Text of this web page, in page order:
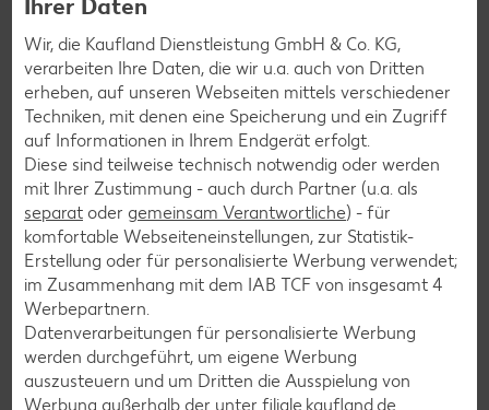
direkt vor der Haustür. Also, mitmachen!
zählt!
Die Spenden aus deiner Filiale gehen
an:Gemeinnützige Werkstätten und
Wohnstätten GmbH Sindelfingen / Werk
Nagold
Mehr erfahren
Ihrer Daten
Wir, die Kaufland Dienstleistung GmbH & Co. KG,
verarbeiten Ihre Daten, die wir u.a. auch von Dritten
erheben, auf unseren Webseiten mittels verschiedener
Techniken, mit denen eine Speicherung und ein Zugriff
auf Informationen in Ihrem Endgerät erfolgt.
Diese sind teilweise technisch notwendig oder werden
mit Ihrer Zustimmung - auch durch Partner (u.a. als
separat oder gemeinsam Verantwortliche) - für
komfortable Webseiteneinstellungen, zur Statistik-
Erstellung oder für personalisierte Werbung verwendet;
im Zusammenhang mit dem IAB TCF von insgesamt 4
Werbepartnern.
Datenverarbeitungen für personalisierte Werbung
werden durchgeführt, um eigene Werbung
auszusteuern und um Dritten die Ausspielung von
Werbung außerhalb der unter filiale.kaufland.de